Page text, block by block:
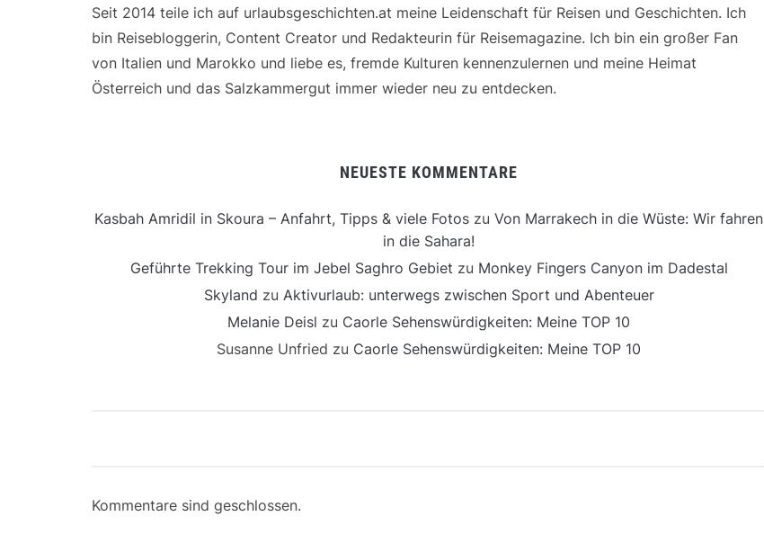
Seit 2014 teile ich auf urlaubsgeschichten.at meine Leidenschaft für Reisen und Geschichten. Ich
bin Reisebloggerin, Content Creator und Redakteurin für Reisemagazine. Ich bin ein großer Fan
von Italien und Marokko und liebe es, fremde Kulturen kennenzulernen und meine Heimat
Österreich und das Salzkammergut immer wieder neu zu entdecken.
NEUESTE KOMMENTARE
Kasbah Amridil in Skoura – Anfahrt, Tipps & viele Fotos zu Von Marrakech in die Wüste: Wir fahren
in die Sahara!
Geführte Trekking Tour im Jebel Saghro Gebiet zu Monkey Fingers Canyon im Dadestal
Skyland zu Aktivurlaub: unterwegs zwischen Sport und Abenteuer
Melanie Deisl zu Caorle Sehenswürdigkeiten: Meine TOP 10
Susanne Unfried zu Caorle Sehenswürdigkeiten: Meine TOP 10
Kommentare sind geschlossen.